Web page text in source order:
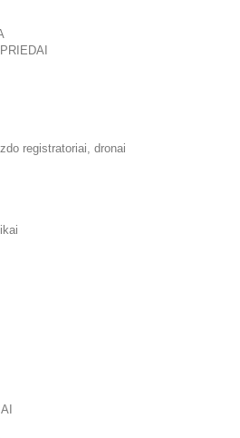
registratoriai, dronai